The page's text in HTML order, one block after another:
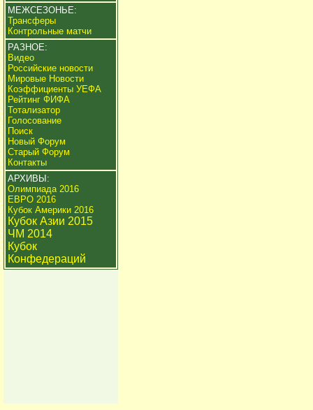
МЕЖСЕЗОНЬЕ:
Трансферы
Контрольные матчи
РАЗНОЕ:
Видео
Российские новости
Мировые Новости
Коэффициенты УЕФА
Рейтинг ФИФА
Тотализатор
Голосование
Поиск
Новый Форум
Старый Форум
Контакты
АРХИВЫ:
Олимпиада 2016
ЕВРО 2016
Кубок Америки 2016
Кубок Азии 2015
ЧМ 2014
Кубок
Конфедераций